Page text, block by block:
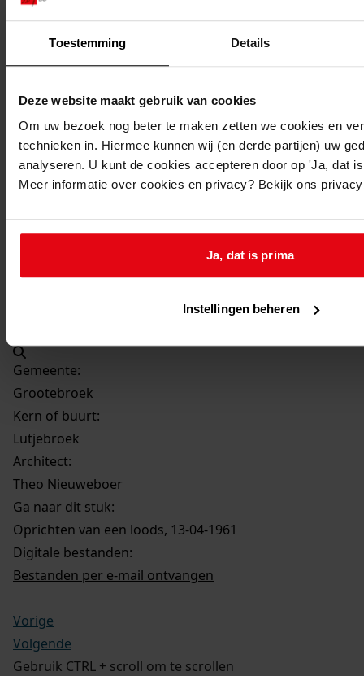
Toestemming Details
Deze website maakt gebruik van cookies
Om uw bezoek nog beter te maken zetten we cookies en
technieken in. Hiermee kunnen wij (en derde partijen) uw
analyseren. U kunt de cookies accepteren door op 'Ja, dat
Meer informatie over cookies en privacy? Bekijk ons
Ja, dat is prima
Instellingen beheren
13-04-1961
Beschrijving:
13-04-1961
Adres:
Lutjebroek, 1e Rozenstraat 15
Gemeente:
Grootebroek
Kern of buurt:
Lutjebroek
Architect:
Theo Nieuweboer
Ga naar dit stuk:
Oprichten van een loods, 13-04-1961
Digitale bestanden:
Bestanden per e-mail ontvangen
Vorige
Volgende
Gebruik CTRL + scroll om te scrollen